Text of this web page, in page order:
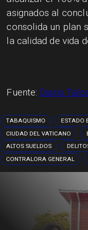
asignados al
consolida un plan
la calidad de vida
Fuente: Diario
TABAQUISMO ESTADO
CIUDAD DEL VATICANO
ALTOS SUELDOS
CONTRALORA GENERAL